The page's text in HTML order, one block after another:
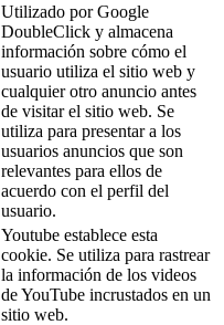
Utilizado por Google
DoubleClick y almacena
información sobre cómo el
usuario utiliza el sitio web y
cualquier otro anuncio antes
de visitar el sitio web. Se
utiliza para presentar a los
usuarios anuncios que son
relevantes para ellos de
acuerdo con el perfil del
usuario.
Youtube establece esta
cookie. Se utiliza para rastrear
la información de los videos
de YouTube incrustados en un
sitio web.